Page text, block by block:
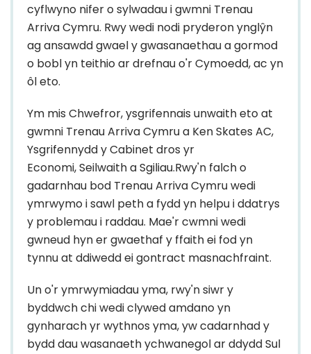
cyflwyno nifer o sylwadau i gwmni Trenau
Arriva Cymru. Rwy wedi nodi pryderon ynglŷn
ag ansawdd gwael y gwasanaethau a gormod
o bobl yn teithio ar drefnau o'r Cymoedd, ac yn
ôl eto.
Ym mis Chwefror, ysgrifennais unwaith eto at
gwmni Trenau Arriva Cymru a Ken Skates AC,
Ysgrifennydd y Cabinet dros yr
Economi,Seilwaith a Sgiliau.Rwy'n falch o
gadarnhau bod Trenau Arriva Cymru wedi
ymrwymo i sawl peth a fydd yn helpu i ddatrys
y problemau i raddau. Mae'r cwmni wedi
gwneud hyn er gwaethaf y ffaith ei fod yn
tynnu at ddiwedd ei gontract masnachfraint.
Un o'r ymrwymiadau yma, rwy'n siwr y
byddwch chi wedi clywed amdano yn
gynharach yr wythnos yma, yw cadarnhad y
bydd dau wasanaeth ychwanegol ar ddydd Sul